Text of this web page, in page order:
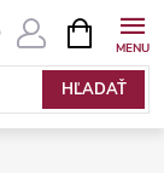
HĽADAŤ
KOŠÍK